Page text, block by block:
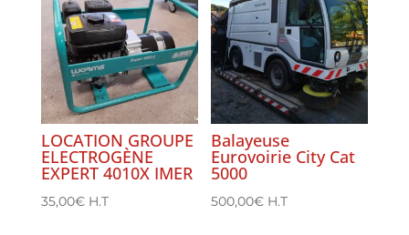
LOCATION GROUPE
ELECTROGÈNE
EXPERT 4010X IMER
35,00€ H.T
Balayeuse
Eurovoirie City Cat
5000
500,00€ H.T